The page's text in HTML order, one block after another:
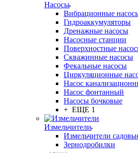
Насосы
Вибрационные
Гидроаккумуляторы
Дренажные насосы
Насосные станции
Поверхностные
Скважинные насосы
Фекальные насосы
Циркуляционные
Насос
Насос фонтанный
Насосы бочковые
+ ЕЩЕ 1
Измельчители
Измельчители
Зернодробилки